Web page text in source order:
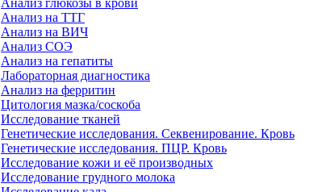
Анализ глюкозы в крови
Анализ на ТТГ
Анализ на ВИЧ
Анализ СОЭ
Анализ на гепатиты
Лабораторная диагностика
Анализ на ферритин
Цитология мазка/соскоба
Исследование тканей
Генетические исследования. Секвенирование. Кровь
Генетические исследования. ПЦР. Кровь
Исследование кожи и её производных
Исследование грудного молока